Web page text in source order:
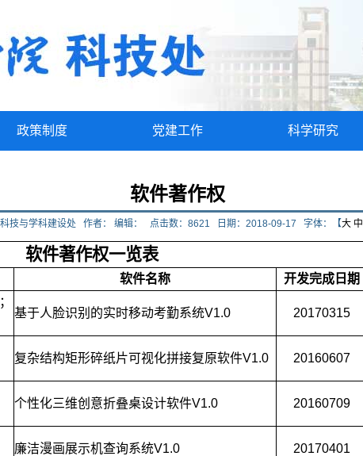
政策制度 党建工作 科学研究
软件著作权
技与学科建设处 作者： 编辑： 点击数： 8621 日期：2018-09-17 字体：【大 中
软件著作权一览表
软件名称 开发完成日期
基于人脸识别的实时移动考勤系统V1.0 20170315
复杂结构矩形碎纸片可视化拼接复原软件V1.0 20160607
个性化三维创意折叠桌设计软件V1.0 20160709
廉洁漫画展示机查询系统V1.0 20170401